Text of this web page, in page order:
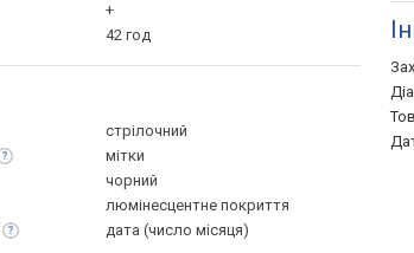
+
42 год
стрілочний
мітки
чорний
люмінесцентне покриття
дата (число місяця)